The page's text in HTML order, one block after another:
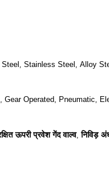
Steel, Stainless Steel, Alloy
Gear Operated, Pneumatic,
ऊपरी प्रवेश गेंद वाल्व,निविड़